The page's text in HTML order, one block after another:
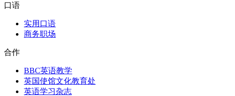
口语
实用口语
商务职场
合作
BBC英语教学
英国使馆文化教育处
英语学习杂志